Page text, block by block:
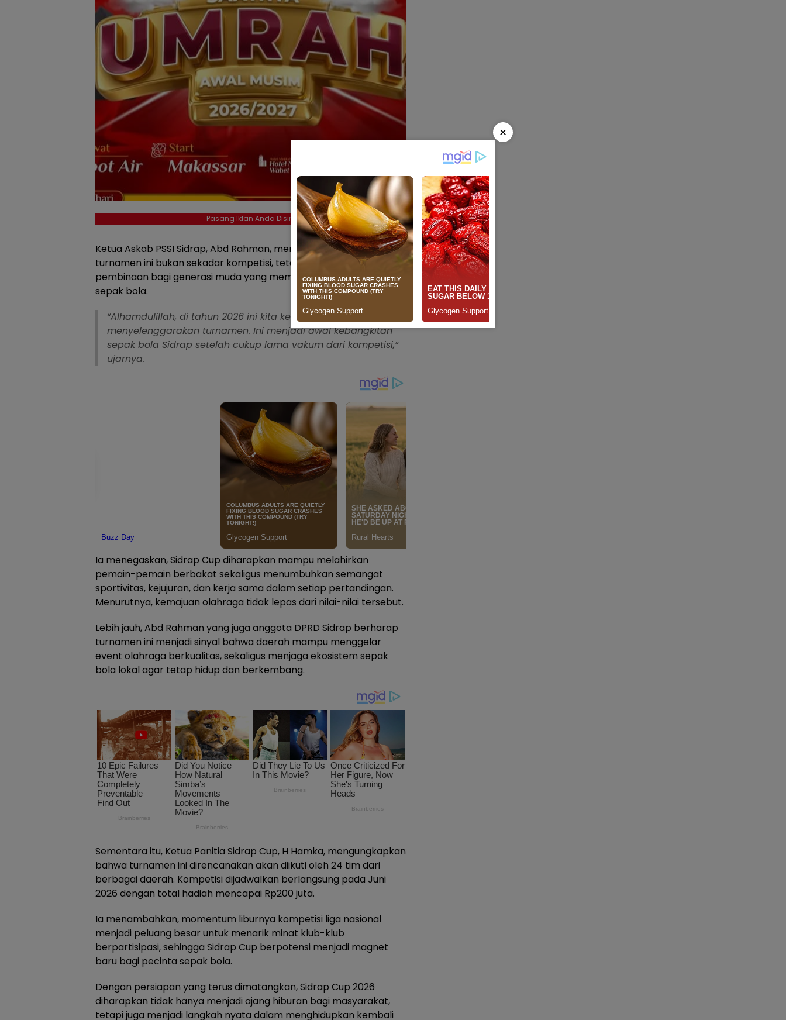
Pasang Iklan Anda Disini
Ketua Askab PSSI Sidrap, Abd Rahman, menyampaikan bahwa
turnamen ini bukan sekadar kompetisi, tetapi juga menjadi wadah
pembinaan bagi generasi muda yang memiliki potensi di dunia
sepak bola.
“Alhamdulillah, di tahun 2026 ini kita kembali bisa
menyelenggarakan turnamen. Ini menjadi awal kebangkitan
sepak bola Sidrap setelah cukup lama vakum dari kompetisi,”
ujarnya.
Ia menegaskan, Sidrap Cup diharapkan mampu melahirkan
pemain-pemain berbakat sekaligus menumbuhkan semangat
sportivitas, kejujuran, dan kerja sama dalam setiap pertandingan.
Menurutnya, kemajuan olahraga tidak lepas dari nilai-nilai tersebut.
Lebih jauh, Abd Rahman yang juga anggota DPRD Sidrap berharap
turnamen ini menjadi sinyal bahwa daerah mampu menggelar
event olahraga berkualitas, sekaligus menjaga ekosistem sepak
bola lokal agar tetap hidup dan berkembang.
Sementara itu, Ketua Panitia Sidrap Cup, H Hamka, mengungkapkan
bahwa turnamen ini direncanakan akan diikuti oleh 24 tim dari
berbagai daerah. Kompetisi dijadwalkan berlangsung pada Juni
2026 dengan total hadiah mencapai Rp200 juta.
Ia menambahkan, momentum liburnya kompetisi liga nasional
menjadi peluang besar untuk menarik minat klub-klub
berpartisipasi, sehingga Sidrap Cup berpotensi menjadi magnet
baru bagi pecinta sepak bola.
Dengan persiapan yang terus dimatangkan, Sidrap Cup 2026
diharapkan tidak hanya menjadi ajang hiburan bagi masyarakat,
tetapi juga menjadi langkah nyata dalam menghidupkan kembali
×